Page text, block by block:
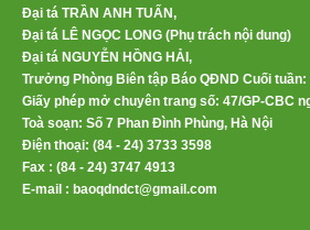
Đại tá TRẦN ANH TUẤN,
Đại tá LÊ NGỌC LONG (Phụ trách nội dung)
Đại tá NGUYỄN HỒNG HẢI,
Trưởng Phòng Biên tập Báo QĐND Cuối
Giấy phép mở chuyên trang số: 47/GP-CBC
Toà soạn: Số 7 Phan Đình Phùng, Hà Nội
Điện thoại: (84 - 24) 3733 3598
Fax : (84 - 24) 3747 4913
E-mail : baoqdndct@gmail.com